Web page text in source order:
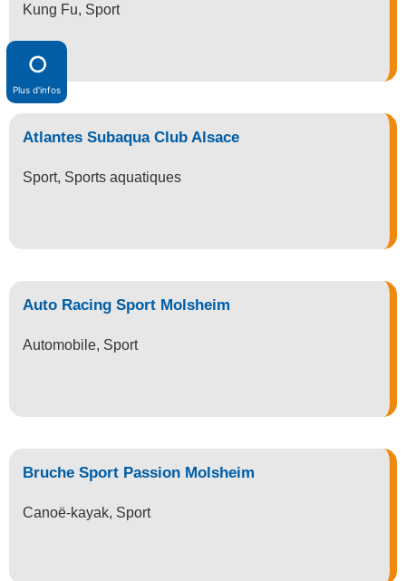
Kung Fu, Sport
Atlantes Subaqua Club Alsace
Sport, Sports aquatiques
Auto Racing Sport Molsheim
Automobile, Sport
Bruche Sport Passion Molsheim
Canoë-kayak, Sport
Plus d'infos